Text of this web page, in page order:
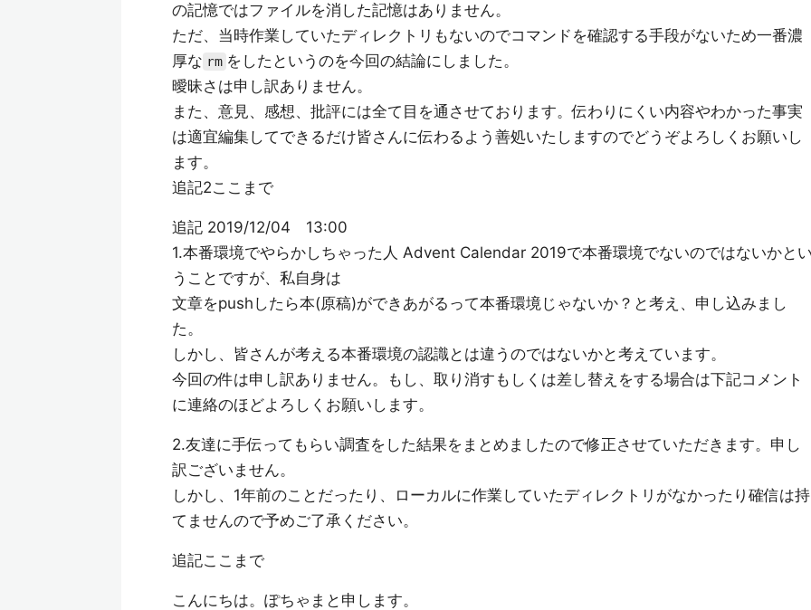
の記憶ではファイルを消した記憶はありません。
ただ、当時作業していたディレクトリもないのでコマンドを確認する手段がないため一番濃
厚な rm をしたというのを今回の結論にしました。
曖昧さは申し訳ありません。
また、意見、感想、批評には全て目を通させております。伝わりにくい内容やわかった事実
は適宜編集してできるだけ皆さんに伝わるよう善処いたしますのでどうぞよろしくお願いし
ます。
追記2ここまで
追記 2019/12/04 13:00
1.本番環境でやらかしちゃった人 Advent Calendar 2019で本番環境でないのではないかと
うことですが、私自身は
文章をpushしたら本(原稿)ができあがるって本番環境じゃないか？と考え、申し込みまし
た。
しかし、皆さんが考える本番環境の認識とは違うのではないかと考えています。
今回の件は申し訳ありません。もし、取り消すもしくは差し替えをする場合は下記コメント
に連絡のほどよろしくお願いします。
2.友達に手伝ってもらい調査をした結果をまとめましたので修正させていただきます。申し
訳ございません。
しかし、1年前のことだったり、ローカルに作業していたディレクトリがなかったり確信は持
てませんので予めご了承ください。
追記ここまで
こんにちは。ぽちゃまと申します。